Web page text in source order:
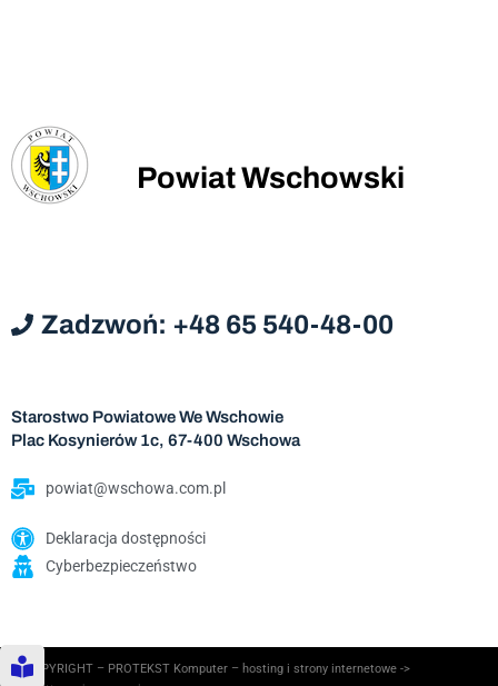
Powiat Wschowski
Zadzwoń: +48 65 540-48-00
Starostwo Powiatowe We Wschowie
Plac Kosynierów 1c, 67-400 Wschowa
powiat@wschowa.com.pl
Deklaracja dostępności
Cyberbezpieczeństwo
© COPYRIGHT – PROTEKST Komputer – hosting i strony internetowe ->